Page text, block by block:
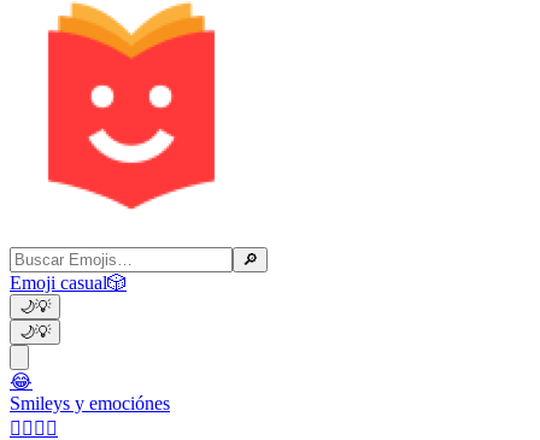
🔎
Emoji casual🎲
🌙💡
🌙💡
😂
Smileys y emociónes
👩‍❤️‍💋‍👨